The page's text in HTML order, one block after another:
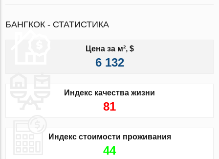
БАНГКОК - СТАТИСТИКА
Цена за м², $
6 132
Индекс качества жизни
81
Индекс стоимости проживания
44